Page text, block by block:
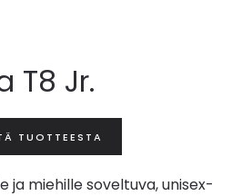
T8 Jr.
TUOTTEESTA
ja miehille soveltuva, unisex-